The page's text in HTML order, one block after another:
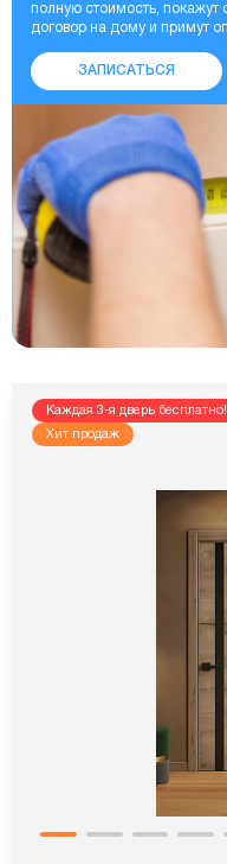
полную стоимость, покажут
договор на дому и примут
ЗАПИСАТЬСЯ
Каждая 3-я дверь бесплатно!
Хит продаж